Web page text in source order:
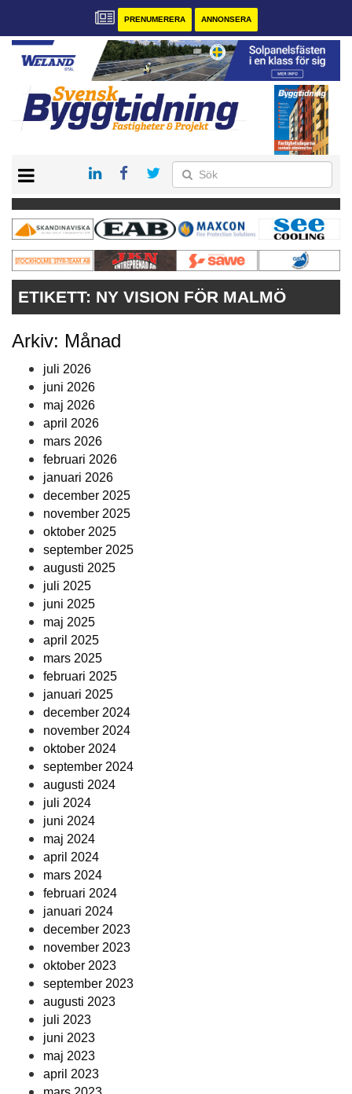
PRENUMERERA ANNONSERA
PRENUMERERA
VÅRA ANDRA MAGASIN
ANNONSERA
KONTAKT
ETIKETT: NY VISION FÖR MALMÖ
Arkiv: Månad
juli 2026
juni 2026
maj 2026
april 2026
mars 2026
februari 2026
januari 2026
december 2025
november 2025
oktober 2025
september 2025
augusti 2025
juli 2025
juni 2025
maj 2025
april 2025
mars 2025
februari 2025
januari 2025
december 2024
november 2024
oktober 2024
september 2024
augusti 2024
juli 2024
juni 2024
maj 2024
april 2024
mars 2024
februari 2024
januari 2024
december 2023
november 2023
oktober 2023
september 2023
augusti 2023
juli 2023
juni 2023
maj 2023
april 2023